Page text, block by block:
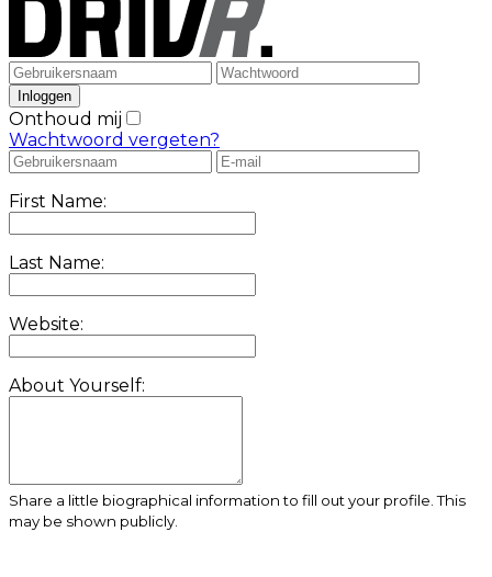
Onthoud mij
Wachtwoord vergeten?
First Name:
Last Name:
Website:
About Yourself:
Share a little biographical information to fill out your profile. This
may be shown publicly.